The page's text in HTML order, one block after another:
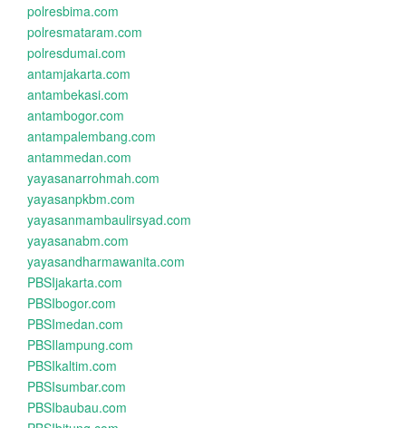
polresbima.com
polresmataram.com
polresdumai.com
antamjakarta.com
antambekasi.com
antambogor.com
antampalembang.com
antammedan.com
yayasanarrohmah.com
yayasanpkbm.com
yayasanmambaulirsyad.com
yayasanabm.com
yayasandharmawanita.com
PBSIjakarta.com
PBSIbogor.com
PBSImedan.com
PBSIlampung.com
PBSIkaltim.com
PBSIsumbar.com
PBSIbaubau.com